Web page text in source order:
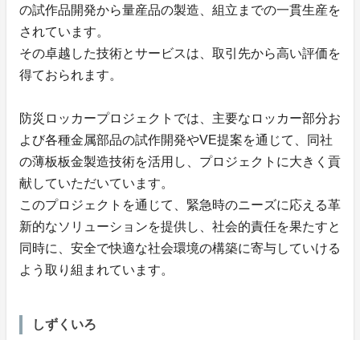
の試作品開発から量産品の製造、組立までの一貫生産を
されています。
その卓越した技術とサービスは、取引先から高い評価を
得ておられます。
防災ロッカープロジェクトでは、主要なロッカー部分お
よび各種金属部品の試作開発やVE提案を通じて、同社
の薄板板金製造技術を活用し、プロジェクトに大きく貢
献していただいています。
このプロジェクトを通じて、緊急時のニーズに応える革
新的なソリューションを提供し、社会的責任を果たすと
同時に、安全で快適な社会環境の構築に寄与していける
よう取り組まれています。
しずくいろ